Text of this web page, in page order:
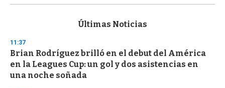
s
d
s
o
f
3
Últimas Noticias
11:37
Brian Rodríguez brilló en el debut del América
en la Leagues Cup: un gol y dos asistencias en
una noche soñada